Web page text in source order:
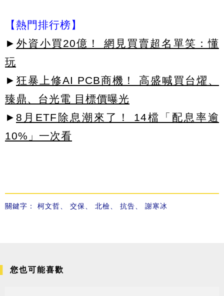
【熱門排行榜】
► 外資小買20億！ 網見買賣超名單笑：懂
玩
► 狂暴上修AI PCB商機！ 高盛喊買台燿、
臻鼎、台光電 目標價曝光
► 8月ETF除息潮來了！ 14檔「配息率逾
10%」一次看
關鍵字： 柯文哲 交保 北檢 抗告 謝寒冰
您也可能喜歡